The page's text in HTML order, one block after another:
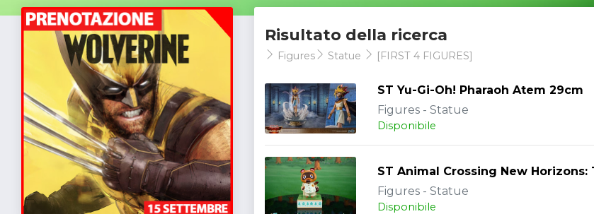
Risultato della ricerca
Figures Statue [FIRST 4 FIGURES]
ST Yu-Gi-Oh! Pharaoh Atem 29cm
Figures - Statue
Disponibile
ST Animal Crossing New Horizons:
Figures - Statue
Disponibile